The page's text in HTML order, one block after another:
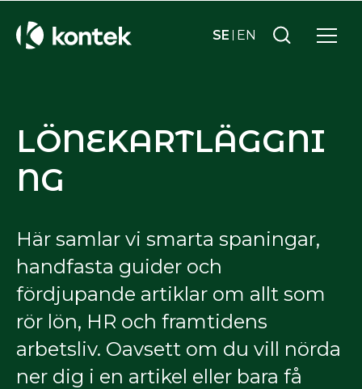
SE EN
LÖNEKARTLÄGGNI
NG
Här samlar vi smarta spaningar,
handfasta guider och
fördjupande artiklar om allt som
rör lön, HR och framtidens
arbetsliv. Oavsett om du vill nörda
ner dig i en artikel eller bara få